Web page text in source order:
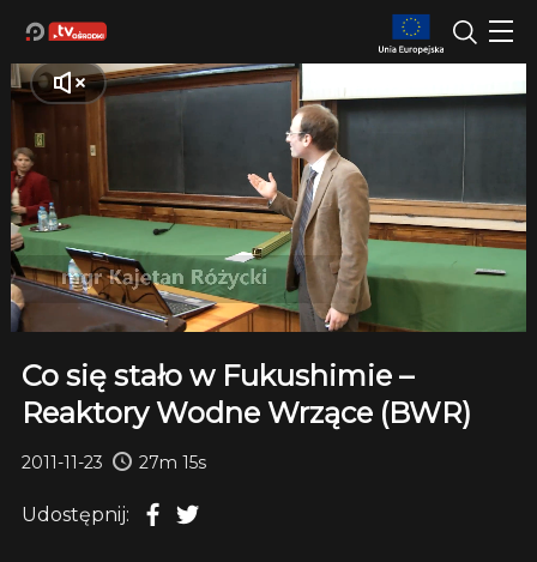
Co się stało w Fukushimie –
Reaktory Wodne Wrzące (BWR)
2011-11-23 27m 15s
Udostępnij: